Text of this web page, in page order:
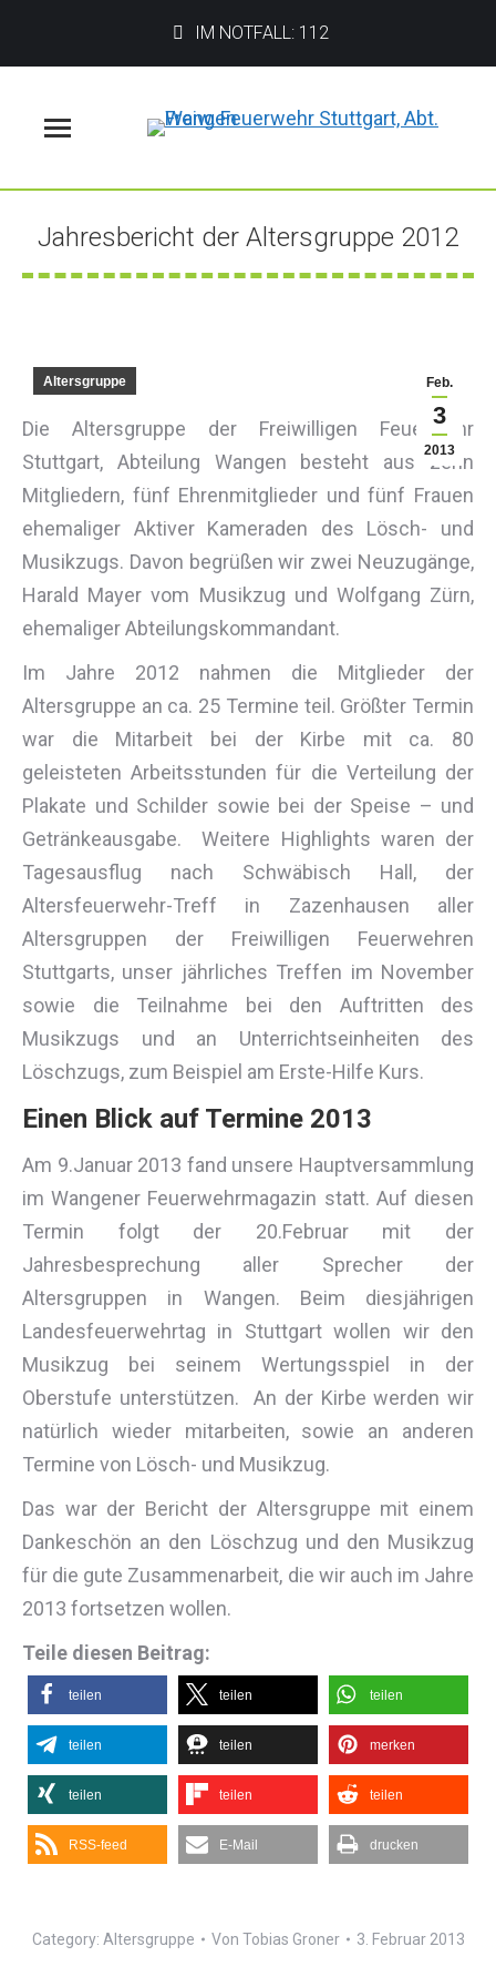
IM NOTFALL: 112
Jahresbericht der Altersgruppe 2012
Sie befinden sich hier:
Feb.
3
2013
Altersgruppe
Die Altersgruppe der Freiwilligen Feuerwehr
Stuttgart, Abteilung Wangen besteht aus zehn
Mitgliedern, fünf Ehrenmitglieder und fünf Frauen
ehemaliger Aktiver Kameraden des Lösch- und
Musikzugs. Davon begrüßen wir zwei Neuzugänge,
Harald Mayer vom Musikzug und Wolfgang Zürn,
ehemaliger Abteilungskommandant.
Im Jahre 2012 nahmen die Mitglieder der
Altersgruppe an ca. 25 Termine teil. Größter Termin
war die Mitarbeit bei der Kirbe mit ca. 80
geleisteten Arbeitsstunden für die Verteilung der
Plakate und Schilder sowie bei der Speise – und
Getränkeausgabe. Weitere Highlights waren der
Tagesausflug nach Schwäbisch Hall, der
Altersfeuerwehr-Treff in Zazenhausen aller
Altersgruppen der Freiwilligen Feuerwehren
Stuttgarts, unser jährliches Treffen im November
sowie die Teilnahme bei den Auftritten des
Musikzugs und an Unterrichtseinheiten des
Löschzugs, zum Beispiel am Erste-Hilfe Kurs.
Einen Blick auf Termine 2013
Am 9.Januar 2013 fand unsere Hauptversammlung
im Wangener Feuerwehrmagazin statt. Auf diesen
Termin folgt der 20.Februar mit der
Jahresbesprechung aller Sprecher der
Altersgruppen in Wangen. Beim diesjährigen
Landesfeuerwehrtag in Stuttgart wollen wir den
Musikzug bei seinem Wertungsspiel in der
Oberstufe unterstützen. An der Kirbe werden wir
natürlich wieder mitarbeiten, sowie an anderen
Termine von Lösch- und Musikzug.
Das war der Bericht der Altersgruppe mit einem
Dankeschön an den Löschzug und den Musikzug
für die gute Zusammenarbeit, die wir auch im Jahre
2013 fortsetzen wollen.
Teile diesen Beitrag:
teilen teilen teilen
teilen teilen merken
teilen teilen teilen
RSS-feed E-Mail drucken
Category: Altersgruppe Von Tobias Groner 3. Februar 2013